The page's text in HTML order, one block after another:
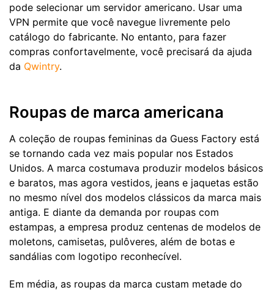
pode selecionar um servidor americano. Usar uma
VPN permite que você navegue livremente pelo
catálogo do fabricante. No entanto, para fazer
compras confortavelmente, você precisará da ajuda
da Qwintry.
Roupas de marca americana
A coleção de roupas femininas da Guess Factory está
se tornando cada vez mais popular nos Estados
Unidos. A marca costumava produzir modelos básicos
e baratos, mas agora vestidos, jeans e jaquetas estão
no mesmo nível dos modelos clássicos da marca mais
antiga. E diante da demanda por roupas com
estampas, a empresa produz centenas de modelos de
moletons, camisetas, pulôveres, além de botas e
sandálias com logotipo reconhecível.
Em média, as roupas da marca custam metade do